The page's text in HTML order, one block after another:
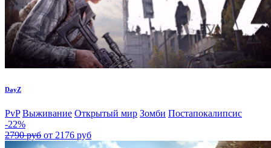
DayZ
PvP Выживание Открытый мир Зомби Постапокалипсис
-22%
2790 руб от 2176 руб